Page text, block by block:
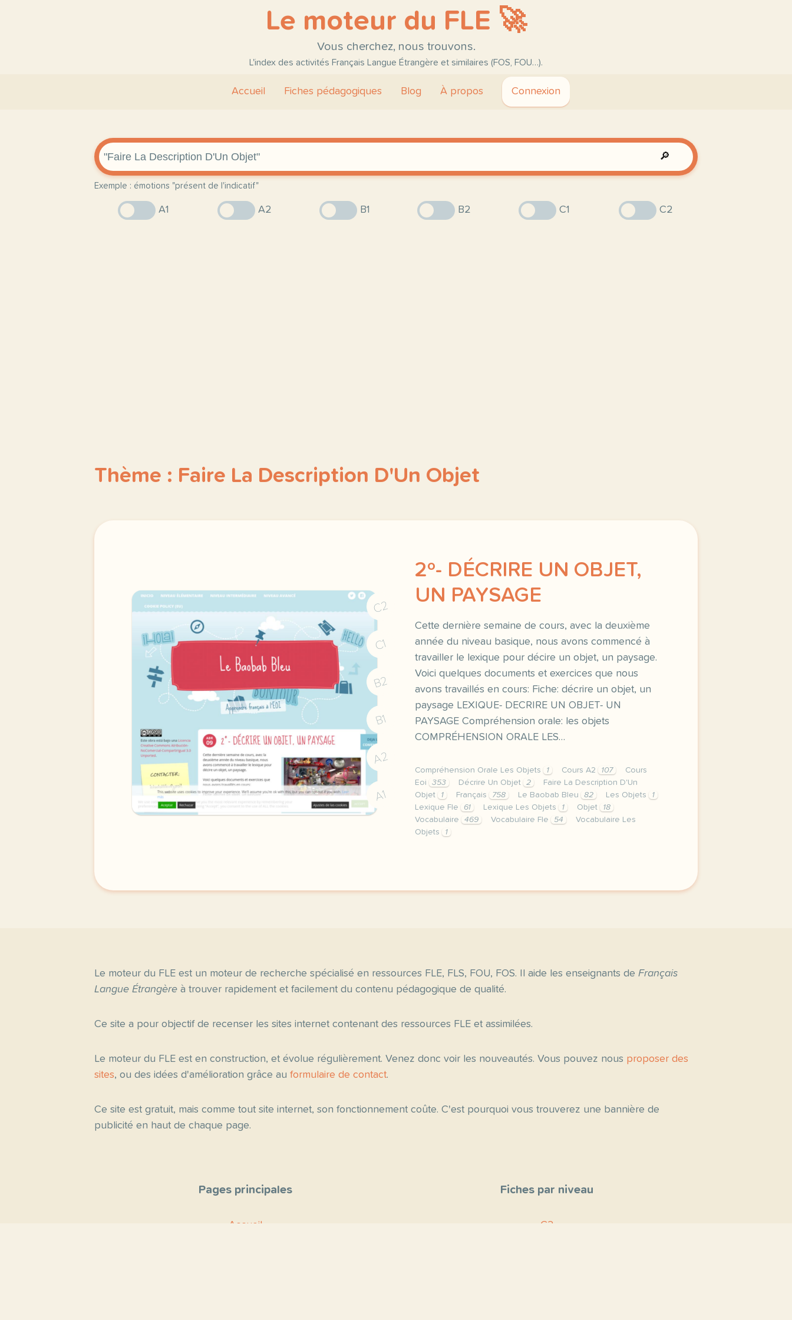
Le moteur du FLE 🚀
Vous cherchez, nous trouvons.
L'index des activités Français Langue Étrangère et similaires (FOS, FOU…).
Accueil Fiches pédagogiques Blog À propos Connexion
🔎
Exemple : émotions "présent de l'indicatif"
A1 A2 B1 B2 C1 C2
Thème : Faire La Description D'Un Objet
C2
C1
B2
B1
A2
A1
2º- DÉCRIRE UN OBJET,
UN PAYSAGE
Cette dernière semaine de cours, avec la deuxième
année du niveau basique, nous avons commencé à
travailler le lexique pour décire un objet, un paysage.
Voici quelques documents et exercices que nous
avons travaillés en cours: Fiche: décrire un objet, un
paysage LEXIQUE- DECRIRE UN OBJET- UN
PAYSAGE Compréhension orale: les objets
COMPRÉHENSION ORALE LES…
Compréhension Orale Les Objets 1 Cours A2 107
Cours
Eoi
353 Décrire Un Objet 2
Faire La Description D'Un
Objet
1 Français 758 Le Baobab Bleu 82 Les Objets
1
Lexique Fle
61 Lexique Les Objets 1 Objet
18
Vocabulaire
469 Vocabulaire Fle 54
Vocabulaire Les
Objets
1
Le moteur du FLE est un moteur de recherche spécialisé en ressources FLE, FLS, FOU, FOS. Il aide les enseignants de Français
Langue Étrangère à trouver rapidement et facilement du contenu pédagogique de qualité.
Ce site a pour objectif de recenser les sites internet contenant des ressources FLE et assimilées.
Le moteur du FLE est en construction, et évolue régulièrement. Venez donc voir les nouveautés. Vous pouvez nous proposer des
sites, ou des idées d'amélioration grâce au formulaire de contact.
Ce site est gratuit, mais comme tout site internet, son fonctionnement coûte. C'est pourquoi vous trouverez une bannière de
publicité en haut de chaque page.
Pages principales
Accueil
Fiches par niveau
C2